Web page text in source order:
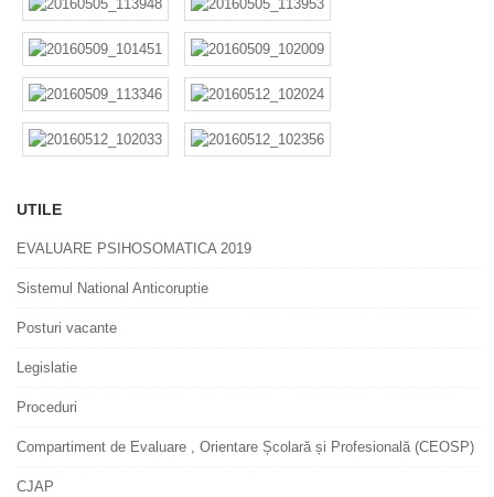
UTILE
EVALUARE PSIHOSOMATICA 2019
Sistemul National Anticoruptie
Posturi vacante
Legislatie
Proceduri
Compartiment de Evaluare , Orientare Școlară și Profesională (CEOSP)
CJAP